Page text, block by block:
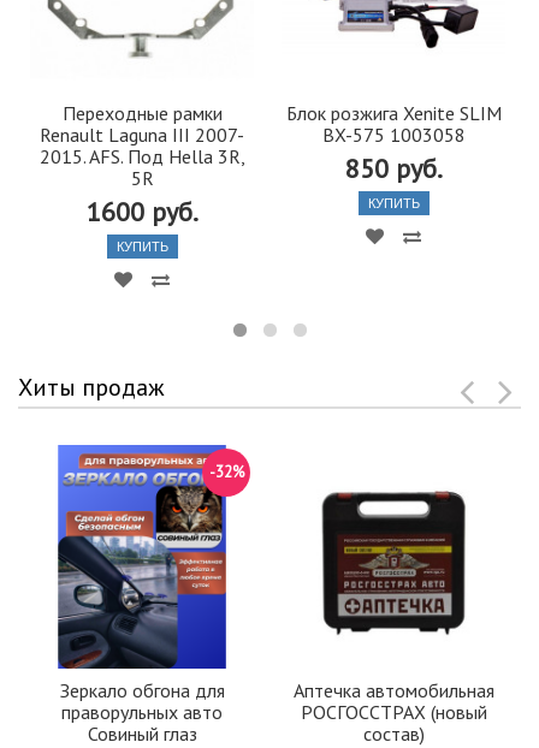
Переходные рамки
Renault Laguna III 2007-
2015. AFS. Под Hella 3R,
5R
1600 руб.
КУПИТЬ
Блок розжига Xenite SLIM
BX-575 1003058
850 руб.
КУПИТЬ
Хиты продаж
Зеркало обгона для
праворульных авто
Совиный глаз
-32%
Аптечка автомобильная
РОСГОССТРАХ (новый
состав)